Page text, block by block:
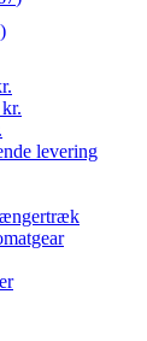
)
levering